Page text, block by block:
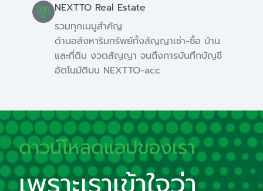
NEXTTO Real Estate
รวมทุกเมนูสำคัญ
ด้านอสังหาริมทรัพย์ทั้งสัญญาเช่า-ซื้อ บ้าน
และที่ดิน งวดสัญญา จนถึงการบันทึกบัญชี
อัตโนมัติบน NEXTTO-acc
ดาวน์โหลดแอปของเรา